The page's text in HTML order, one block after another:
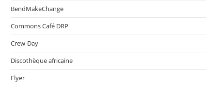
BendMakeChange
Commons Café DRP
Crew-Day
Discothèque africaine
Flyer